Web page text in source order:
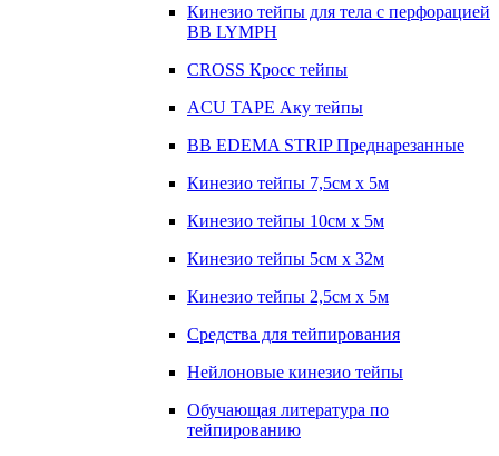
Кинезио тейпы для тела с перфорацией
BB LYMPH
CROSS Кросс тейпы
ACU TAPE Аку тейпы
BB EDEMA STRIP Преднарезанные
Кинезио тейпы 7,5см x 5м
Кинезио тейпы 10см х 5м
Кинезио тейпы 5см x 32м
Кинезио тейпы 2,5см x 5м
Средства для тейпирования
Нейлоновые кинезио тейпы
Обучающая литература по
тейпированию